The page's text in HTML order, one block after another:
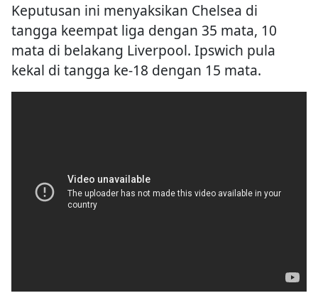
Keputusan ini menyaksikan Chelsea di
tangga keempat liga dengan 35 mata, 10
mata di belakang Liverpool. Ipswich pula
kekal di tangga ke-18 dengan 15 mata.